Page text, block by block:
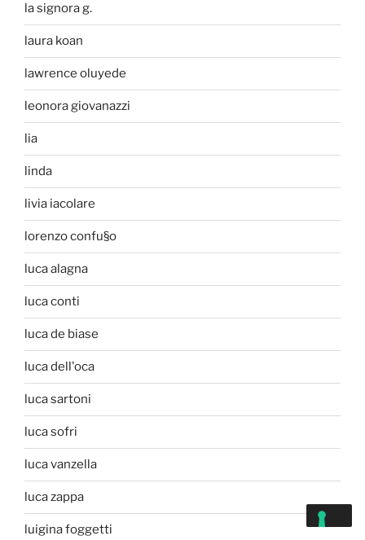
la signora g.
laura koan
lawrence oluyede
leonora giovanazzi
lia
linda
livia iacolare
lorenzo confu§o
luca alagna
luca conti
luca de biase
luca dell'oca
luca sartoni
luca sofri
luca vanzella
luca zappa
luigina foggetti